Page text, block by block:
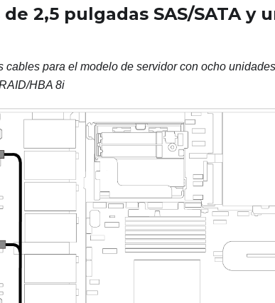
2,5 pulgadas SAS/SATA y
cables para el modelo de servidor con ocho
HBA 8i